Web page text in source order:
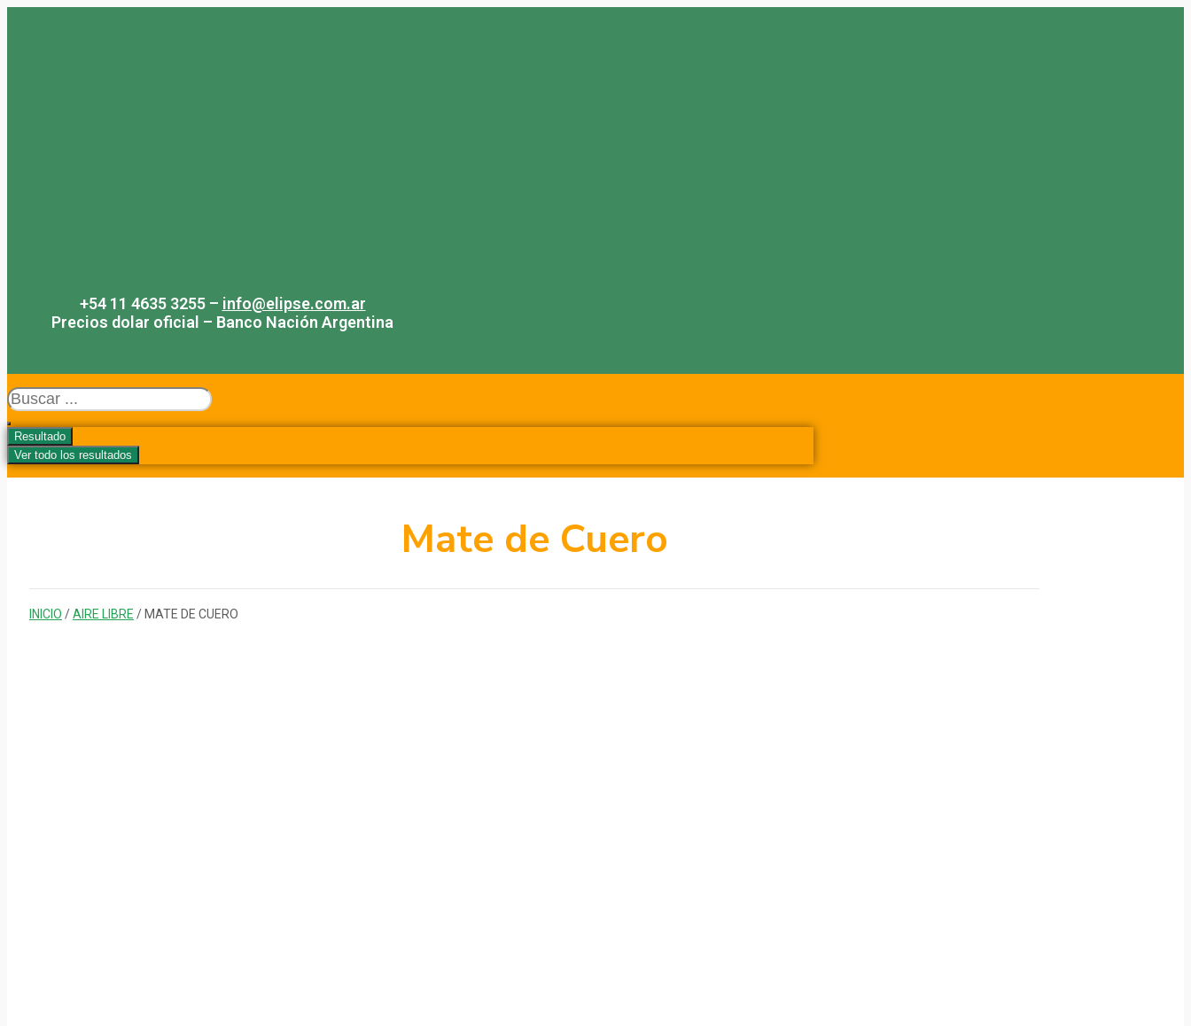
+54 11 4635 3255 – info@elipse.com.ar
Precios dolar oficial – Banco Nación Argentina
Search
...
Resultado
Ver todo los resultados
Mate de Cuero
INICIO /AIRE LIBRE / MATE DE CUERO